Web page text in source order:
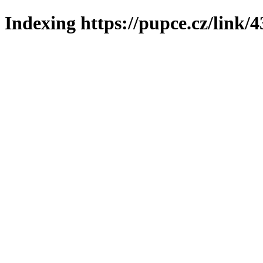
Indexing https://pupce.cz/link/